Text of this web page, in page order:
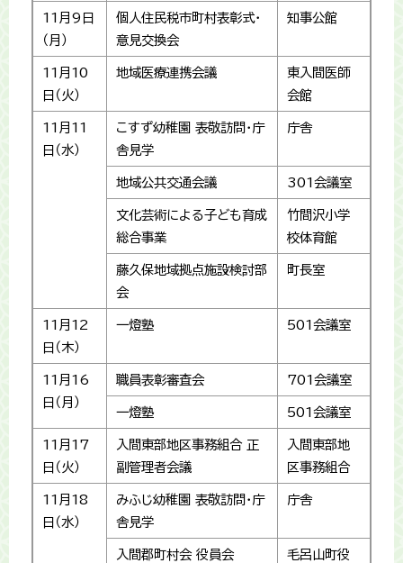
11月9日
（月）
個人住民税市町村表彰式・
意見交換会
知事公館
11月10
日（火）
地域医療連携会議
東入間医師
会館
11月11
日（水）
こすず幼稚園 表敬訪問・庁
舎見学
庁舎
地域公共交通会議 301会議室
文化芸術による子ども育成
総合事業
竹間沢小学
校体育館
藤久保地域拠点施設検討部
会
町長室
11月12
日（木）
一燈塾 501会議室
11月16
日（月）
職員表彰審査会 701会議室
一燈塾 501会議室
11月17
日（火）
入間東部地区事務組合 正
副管理者会議
入間東部地
区事務組合
11月18
日（水）
みふじ幼稚園 表敬訪問・庁
舎見学
庁舎
入間郡町村会 役員会
毛呂山町役